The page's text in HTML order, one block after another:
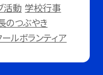
活動 学校行事
のつぶやき
ールボランティア